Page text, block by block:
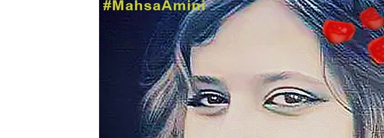
cultura società potere IA